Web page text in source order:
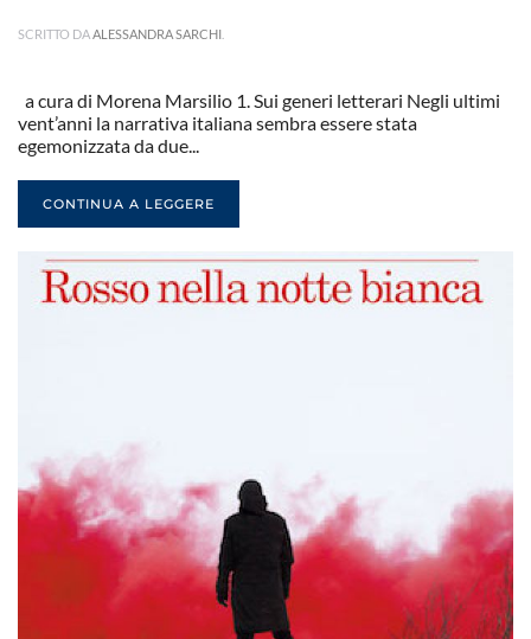
SCRITTO DAALESSANDRA SARCHI
a cura di Morena Marsilio 1. Sui generi letterari Negli ultimi
vent’anni la narrativa italiana sembra essere stata
egemonizzata da due...
CONTINUA A LEGGERE